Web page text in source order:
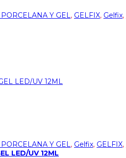
Y GEL , GELFIX, Gelfix,
Y GEL, Gelfix, GELFIX,
LED/UV 12ML